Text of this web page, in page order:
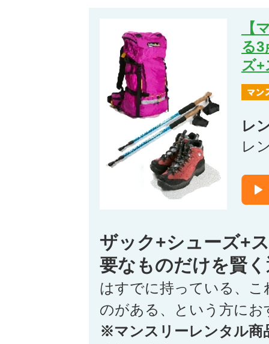
【
る3
ズ
レ
レ
ザック+シューズ+
要なものだけを賢
はすでに持っている、
のがある、という方に
※マンスリーレンタル商